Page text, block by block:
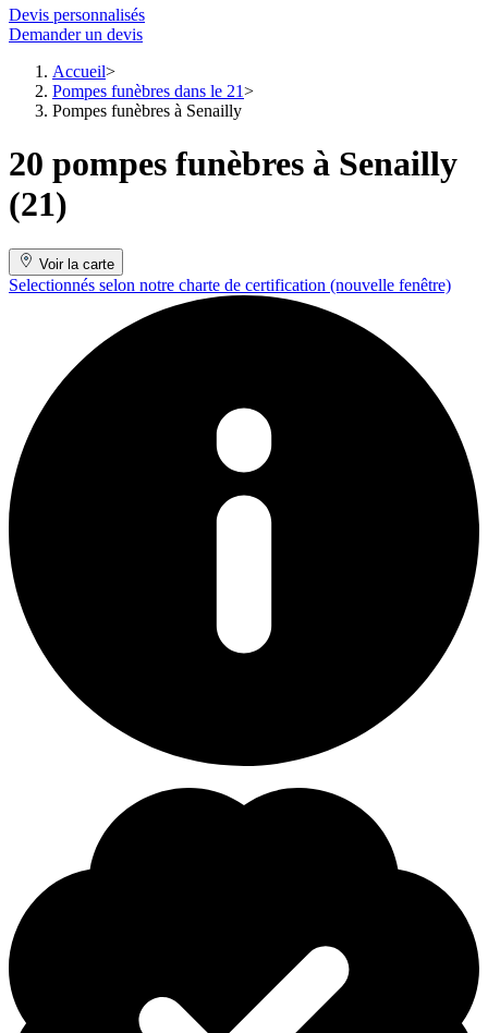
Devis personnalisés
Demander un devis
Accueil
Pompes funèbres dans le 21
Pompes funèbres à Senailly
20 pompes funèbres à Senailly
(21)
Voir la carte
Selectionnés selon notre charte de certification (nouvelle fenêtre)